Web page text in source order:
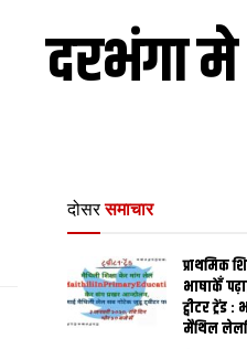
दरभंगा मे
दोसर समाचार
प्राथमिक
भाषाकेँ
ट्वीटर
मैथिल